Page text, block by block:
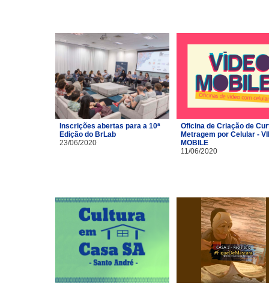
Inscrições abertas para a 10ª
Edição do BrLab
23/06/2020
Oficina de Criação de
Metragem por Celular -
MOBILE
11/06/2020